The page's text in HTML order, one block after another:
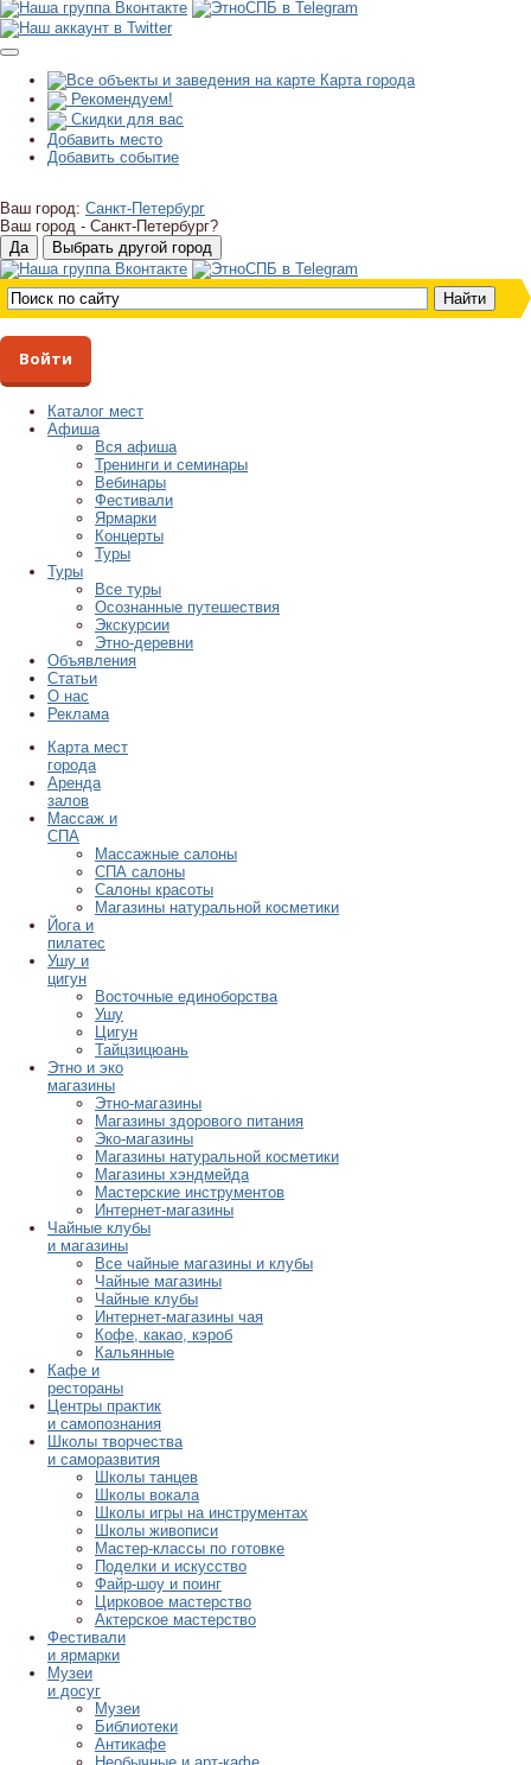
Карта города
Рекомендуем!
Скидки для вас
Добавить место
Добавить событие
Ваш город: Санкт-Петербург
Ваш город - Санкт-Петербург?
Войти
Каталог мест
Афиша
Вся афиша
Тренинги и семинары
Вебинары
Фестивали
Ярмарки
Концерты
Туры
Туры
Все туры
Осознанные путешествия
Экскурсии
Этно-деревни
Объявления
Статьи
О нас
Реклама
Карта мест
города
Аренда
залов
Массаж и
СПА
Массажные салоны
СПА салоны
Салоны красоты
Магазины натуральной косметики
Йога и
пилатес
Ушу и
цигун
Восточные единоборства
Ушу
Цигун
Тайцзицюань
Этно и эко
магазины
Этно-магазины
Магазины здорового питания
Эко-магазины
Магазины натуральной косметики
Магазины хэндмейда
Мастерские инструментов
Интернет-магазины
Чайные клубы
и магазины
Все чайные магазины и клубы
Чайные магазины
Чайные клубы
Интернет-магазины чая
Кофе, какао, кэроб
Кальянные
Кафе и
рестораны
Центры практик
и самопознания
Школы творчества
и саморазвития
Школы танцев
Школы вокала
Школы игры на инструментах
Школы живописи
Мастер-классы по готовке
Поделки и искусство
Файр-шоу и поинг
Цирковое мастерство
Актерское мастерство
Фестивали
и ярмарки
Музеи
и досуг
Музеи
Библиотеки
Антикафе